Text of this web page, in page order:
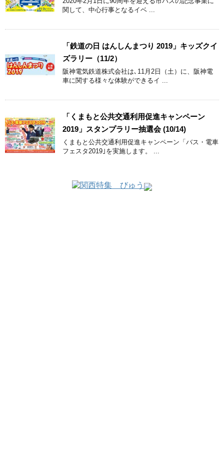
関して、中心行事となるイベ ...
「鉄道の日 はんしんまつり 2019」キッズクイ
ズラリー（11/2）
阪神電気鉄道株式会社は､11月2日（土）に、阪神電
車に関する様々な体験ができるイ ...
「くまもと公共交通利用促進キャンペーン
2019」スタンプラリー抽選会 (10/14)
くまもと公共交通利用促進キャンペーン「バス・電車
フェスタ2019｣を実施します。 ...